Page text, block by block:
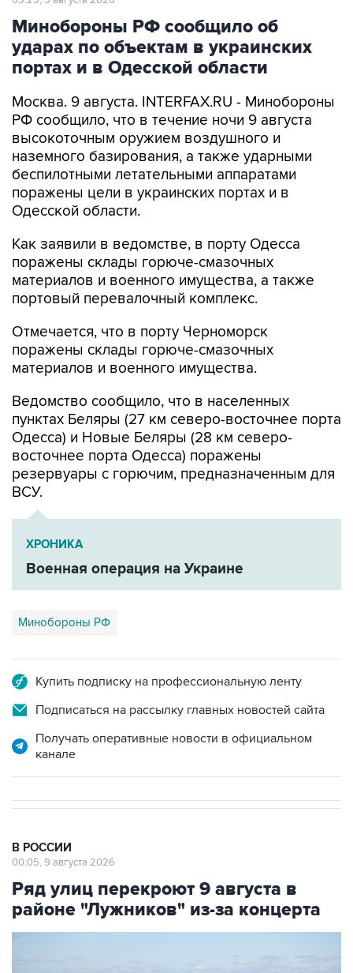
Минобороны РФ сообщило об
ударах по объектам в украинских
портах и в Одесской области
Москва. 9 августа. INTERFAX.RU - Минобороны
РФ сообщило, что в течение ночи 9 августа
высокоточным оружием воздушного и
наземного базирования, а также ударными
беспилотными летательными аппаратами
поражены цели в украинских портах и в
Одесской области.
Как заявили в ведомстве, в порту Одесса
поражены склады горюче-смазочных
материалов и военного имущества, а также
портовый перевалочный комплекс.
Отмечается, что в порту Черноморск
поражены склады горюче-смазочных
материалов и военного имущества.
Ведомство сообщило, что в населенных
пунктах Беляры (27 км северо-восточнее порта
Одесса) и Новые Беляры (28 км северо-
восточнее порта Одесса) поражены
резервуары с горючим, предназначенным для
ВСУ.
ХРОНИКА
Военная операция на Украине
Минобороны РФ
Купить подписку на профессиональную ленту
Подписаться на рассылку главных новостей сайта
Получать оперативные новости в официальном
канале
В РОССИИ
00:05, 9 августа 2026
Ряд улиц перекроют 9 августа в
районе "Лужников" из-за концерта